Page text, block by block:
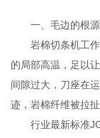
一、毛边的根源
岩棉切条机工作
的局部高温，足以
间隙过大，刀座在
迹，岩棉纤维被拉
行业最新标准JG/